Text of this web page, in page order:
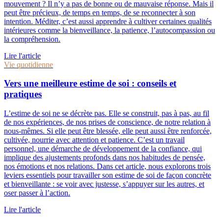
mouvement ? Il n’y a pas de bonne ou de mauvaise réponse. Mais il
peut être précieux, de temps en temps, de se reconnecter à son
intention. Méditer, c’est aussi apprendre à cultiver certaines qualités
intérieures comme la bienveillance, la patience, l’autocompassion ou
la compréhension.
Lire l'article
Vie quotidienne
Vers une meilleure estime de soi : conseils et
pratiques
L’estime de soi ne se décrète pas. Elle se construit, pas à pas, au fil
de nos expériences, de nos prises de conscience, de notre relation à
nous-mêmes. Si elle peut être blessée, elle peut aussi être renforcée,
cultivée, nourrie avec attention et patience. C’est un travail
personnel, une démarche de développement de la confiance, qui
implique des ajustements profonds dans nos habitudes de pensée,
nos émotions et nos relations. Dans cet article, nous explorons trois
leviers essentiels pour travailler son estime de soi de façon concrète
et bienveillante : se voir avec justesse, s’appuyer sur les autres, et
oser passer à l’action.
Lire l'article